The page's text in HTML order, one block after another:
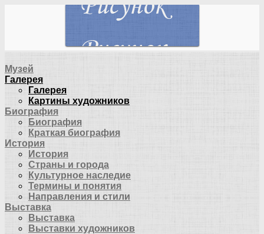
Музей
Галерея
Галерея
Картины художников
Биография
Биография
Краткая биография
История
История
Страны и города
Культурное наследие
Термины и понятия
Направления и стили
Выставка
Выставка
Выставки художников